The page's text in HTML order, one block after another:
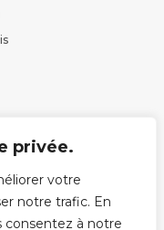
privée.
votre
notre trafic. En
consentez à notre